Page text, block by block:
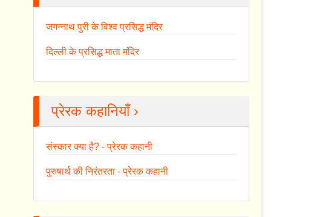
जगन्नाथ पुरी के विश्व प्रसिद्ध मंदिर
दिल्ली के प्रसिद्ध माता मंदिर
प्रेरक कहानियाँ ›
संस्कार क्या है? - प्रेरक कहानी
पुरुषार्थ की निरंतरता - प्रेरक कहानी